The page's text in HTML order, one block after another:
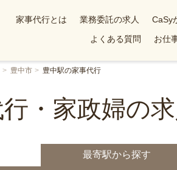
家事代行とは 業務委託の求人 CaSy
よくある質問
お仕
豊中市 豊中駅の家事代行
・家政婦の
最寄駅から探す